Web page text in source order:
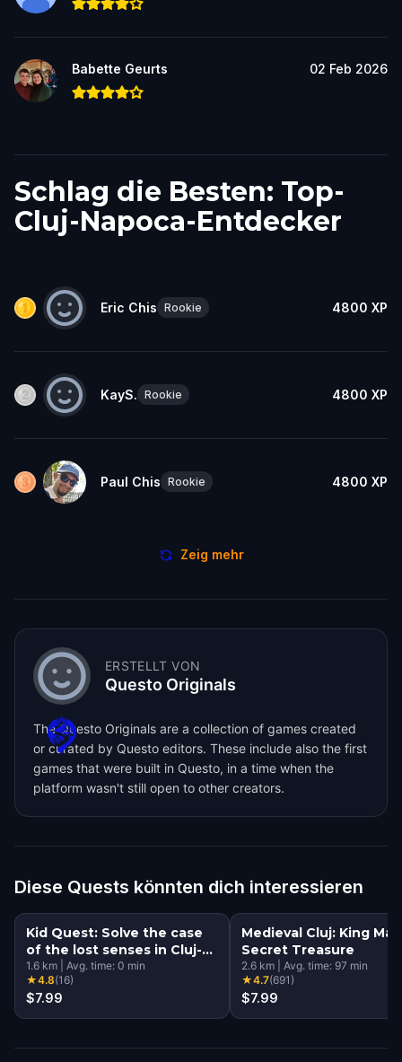
Babette Geurts 02 Feb 2026
Schlag die Besten: Top-
Cluj-Napoca-Entdecker
Eric Chis Rookie 4800 XP
KayS. Rookie 4800 XP
Paul Chis Rookie 4800 XP
Zeig mehr
ERSTELLT VON
Questo Originals
The Questo Originals are a collection of games created
or curated by Questo editors. These include also the first
games that were built in Questo, in a time when the
platform wasn't still open to other creators.
Diese Quests könnten dich interessieren
Kid Quest: Solve the case
of the lost senses in Cluj-
Napoca
1.6 km Avg. time: 0 min
★4.8(16)
$7.99
Medieval Cluj: King
Secret Treasure
2.6 km Avg. time: 97 min
★4.7(691)
$7.99